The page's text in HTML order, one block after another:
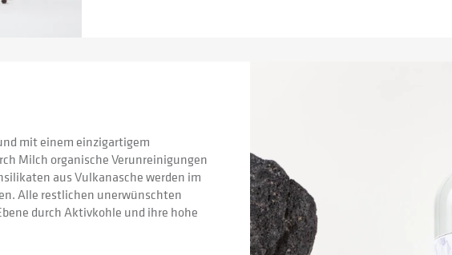
mit einem einzigartigem
Milch organische Verunreinigungen
aus Vulkanasche werden im
Alle restlichen unerwünschten
durch Aktivkohle und ihre hohe